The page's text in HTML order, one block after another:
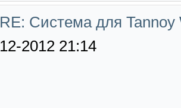
RE: Система для
12-2012 21:14